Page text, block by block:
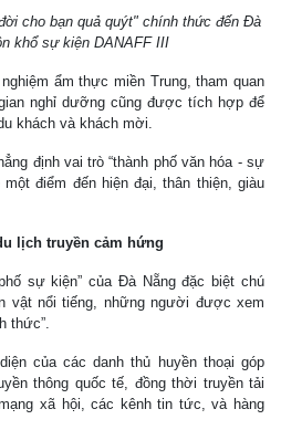
cho bạn quả quýt" chính thức đến Đà
khổ sự kiện DANAFF III
ẩm thực miền Trung, tham quan
nghỉ dưỡng cũng được tích hợp để
khách và khách mời.
định vai trò “thành phố văn hóa - sự
điểm đến hiện đại, thân thiện, giàu
lịch truyền cảm hứng
sự kiện” của Đà Nẵng đặc biệt chú
vật nổi tiếng, những người được xem
thức”.
của các danh thủ huyền thoại góp
thông quốc tế, đồng thời truyền tải
xã hội, các kênh tin tức, và hàng